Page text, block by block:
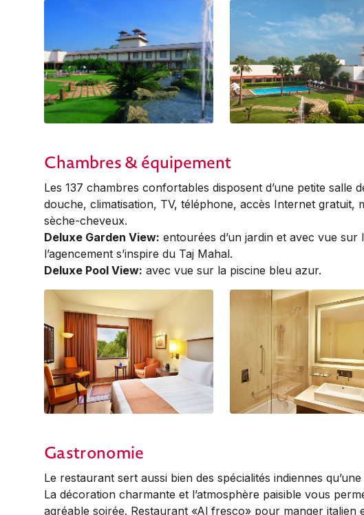
Chambres & équipement
Les 137 chambres confortables disposent d’une petite salle
douche, climatisation, TV, téléphone, accès Internet gratuit,
sèche-cheveux.
Deluxe Garden View: entourées d’un jardin et avec vue sur
l’agencement s’inspire du Taj Mahal.
Deluxe Pool View: avec vue sur la piscine bleu azur.
Gastronomie
Le restaurant sert aussi bien des spécialités indiennes
La décoration charmante et l’atmosphère paisible vous
agréable soirée. Restaurant «Al fresco» pour manger italien